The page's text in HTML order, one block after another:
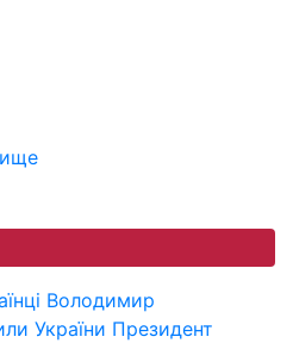
Володимир
України Президент